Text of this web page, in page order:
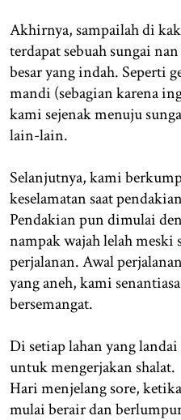
Akhirnya, sampailah di
terdapat sebuah sungai
besar yang indah. Seperti
mandi (sebagian karena
kami sejenak menuju
lain-lain.
Selanjutnya, kami
keselamatan saat
Pendakian pun dimulai
nampak wajah lelah meski
perjalanan. Awal
yang aneh, kami
bersemangat.
Di setiap lahan yang
untuk mengerjakan shalat.
Hari menjelang sore,
mulai berair dan